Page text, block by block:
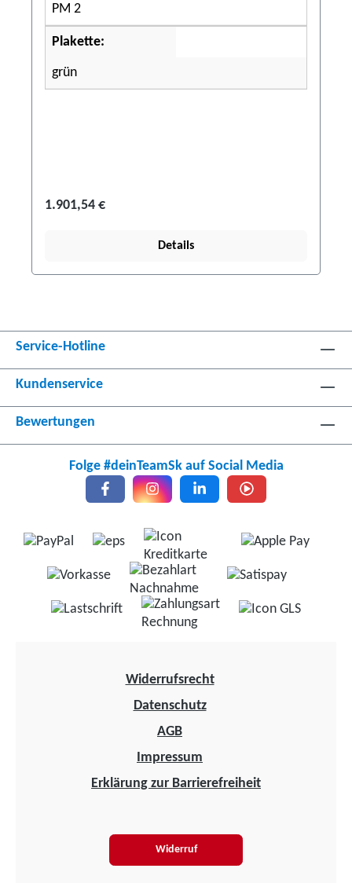
PM 2
Plakette:
grün
1.901,54 €
Details
Service-Hotline
Kundenservice
Bewertungen
Folge #deinTeamSk auf Social Media
Widerrufsrecht
Datenschutz
AGB
Impressum
Erklärung zur Barrierefreiheit
Widerruf